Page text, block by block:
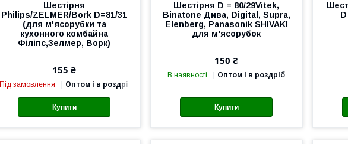
Шестірня
Philips/ZELMER/Bork D=81/31
(для м'ясорубки та
кухонного комбайна
Філіпс,Зелмер, Ворк)
155 ₴
Під замовлення Оптом і в роздріб
Купити
Шестірня D = 80/29Vitek,
Binatone Дива, Digital, Supra,
Elenberg, Panasonik SHIVAKI
для м'ясорубок
150 ₴
В наявності Оптом і в роздріб
Купити